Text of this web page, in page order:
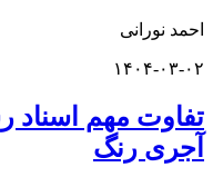
۰۲
مهم اسناد
رنگ